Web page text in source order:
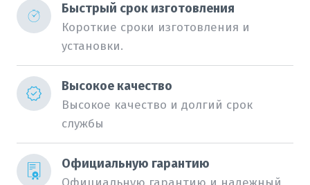
Быстрый срок изготовления
Короткие сроки изготовления и
установки.
Высокое качество
Высокое качество и долгий срок
службы
Официальную гарантию